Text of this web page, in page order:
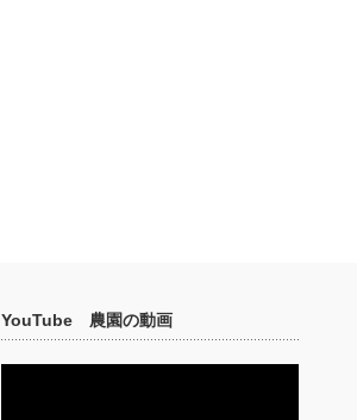
YouTube 農園の動画